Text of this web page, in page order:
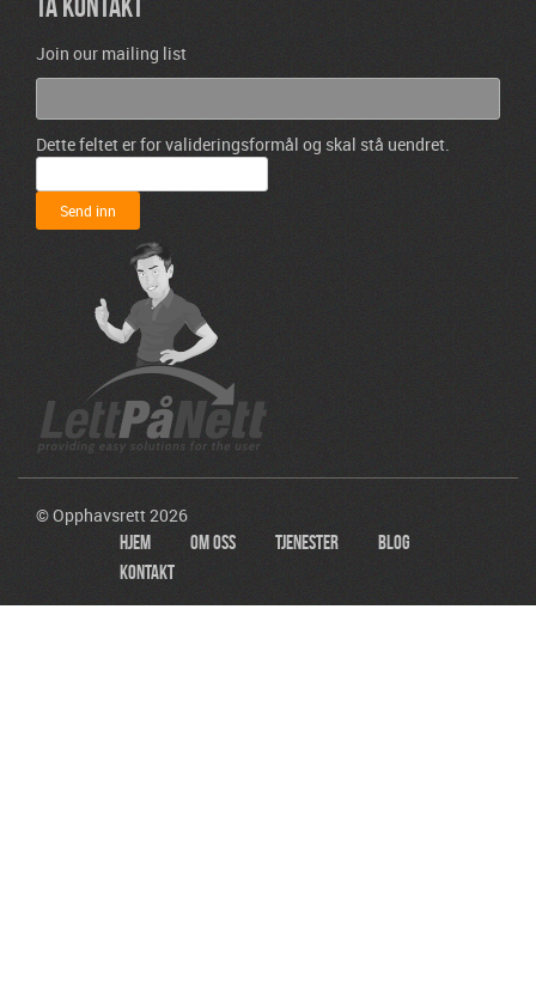
TA KONTAKT
Join our mailing list
Dette feltet er for valideringsformål og skal stå uendret.
© Opphavsrett 2026
Hjem Om Oss Tjenester
Blog
Kontakt